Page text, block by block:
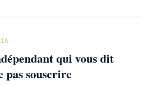
qui vous dit
pas souscrire